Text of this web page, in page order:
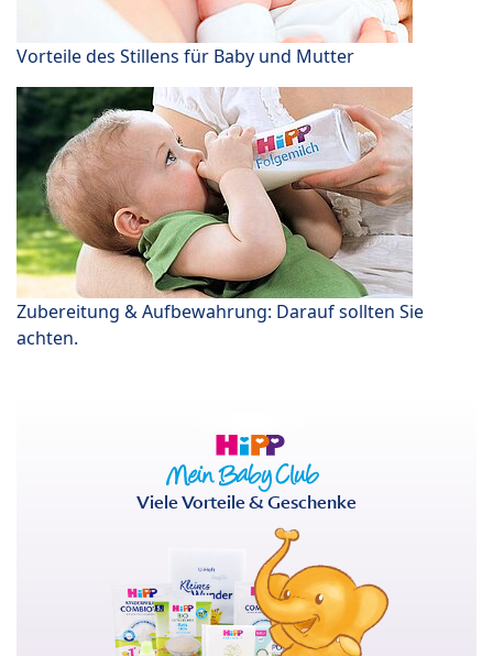
Vorteile des Stillens für Baby und Mutter
Zubereitung & Aufbewahrung: Darauf sollten Sie
achten.
Viele Vorteile & Geschenke